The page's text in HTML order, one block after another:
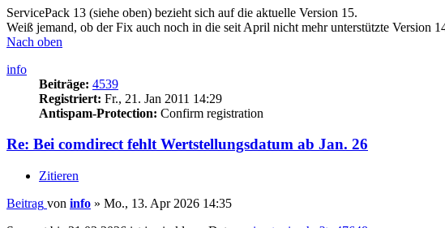
ServicePack 13 (siehe oben) bezieht sich auf die aktuelle Version 15.
Weiß jemand, ob der Fix auch noch in die seit April nicht mehr unterstützte Version
Nach oben
info
Beiträge: 4539
Registriert: Fr., 21. Jan 2011 14:29
Antispam-Protection: Confirm registration
Re: Bei comdirect fehlt Wertstellungsdatum ab Jan. 26
Zitieren
Beitrag von info » Mo., 13. Apr 2026 14:35